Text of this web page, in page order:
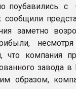
поубавились: с
заметно
что компания
завода
образом,